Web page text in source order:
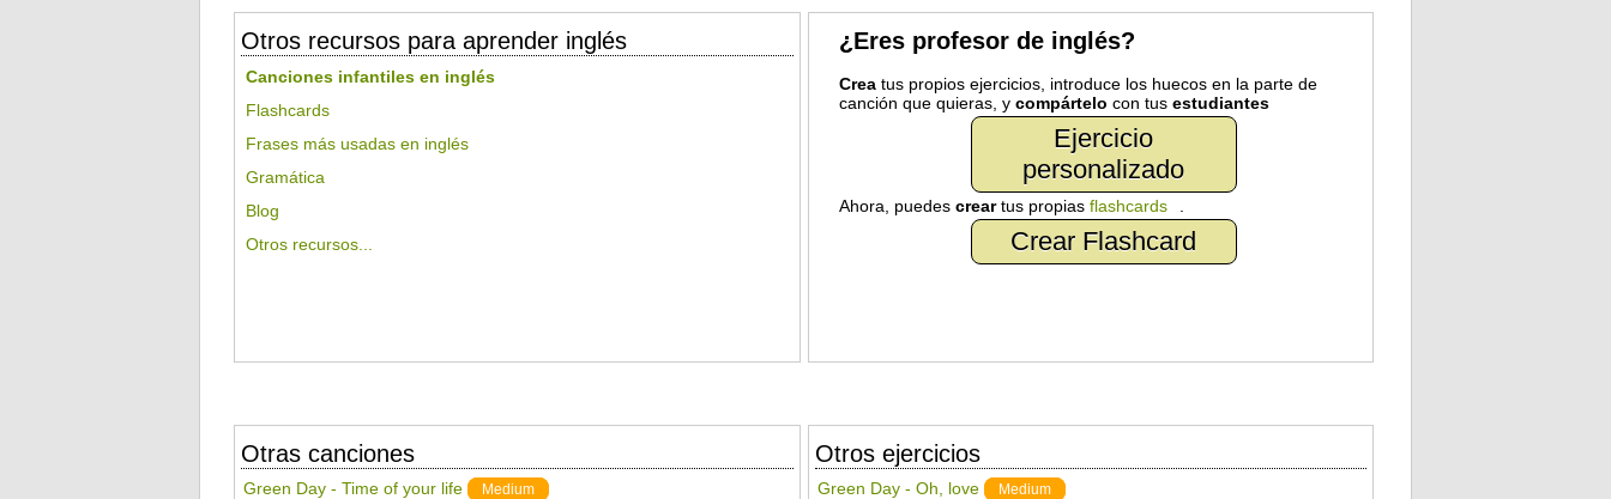
Otros recursos para aprender inglés
Canciones infantiles en inglés
Flashcards
Frases más usadas en inglés
Gramática
Blog
Otros recursos...
¿Eres profesor de inglés?
Creatus propios ejercicios, introduce los huecos en la parte de
canción que quieras, y compártelo con tus estudiantes
Ejercicio
personalizado
Ahora, puedes creartus propias flashcards
Crear Flashcard
Otras canciones
Green Day - Time of your life Medium
Otros ejercicios
Green Day - Oh, love Medium